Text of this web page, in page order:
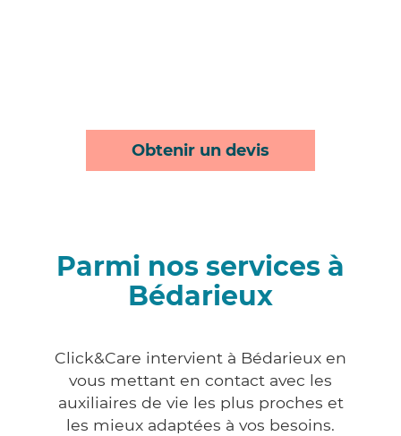
Obtenir un devis
Parmi nos services à
Bédarieux
Click&Care intervient à Bédarieux en
vous mettant en contact avec les
auxiliaires de vie les plus proches et
les mieux adaptées à vos besoins.